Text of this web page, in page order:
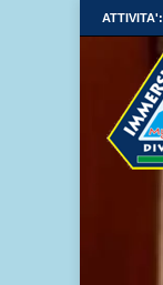
ATTIVITA':